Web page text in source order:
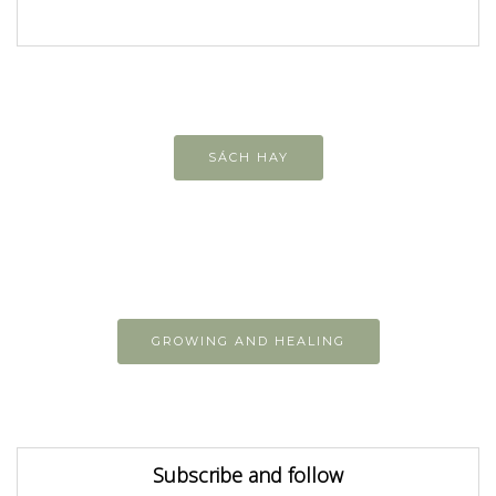
SÁCH HAY
GROWING AND HEALING
Subscribe and follow